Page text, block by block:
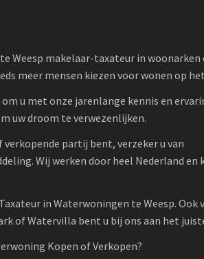
te Weesp makelaar-taxateur in woonarken
meer mensen kiezen voor wonen op
u met onze jarenlange kennis en
uw droom te verwezenlijken.
verkopende partij bent, verzeker u van
Wij werken door heel Nederland en
in Waterwoningen te Weesp. Ook
of Watervilla bent u bij ons aan het
Kopen of Verkopen?